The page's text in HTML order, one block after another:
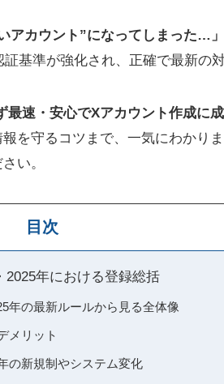
アカウント”になってしまった…」
基準が強化され、正確で最新の
最速・安心でXアカウント作成に成
を守るコツまで、一気にわかり
い。
目次
年における登録総括
年の最新ルールから見る全体像
メリット
の新規制やシステム変化